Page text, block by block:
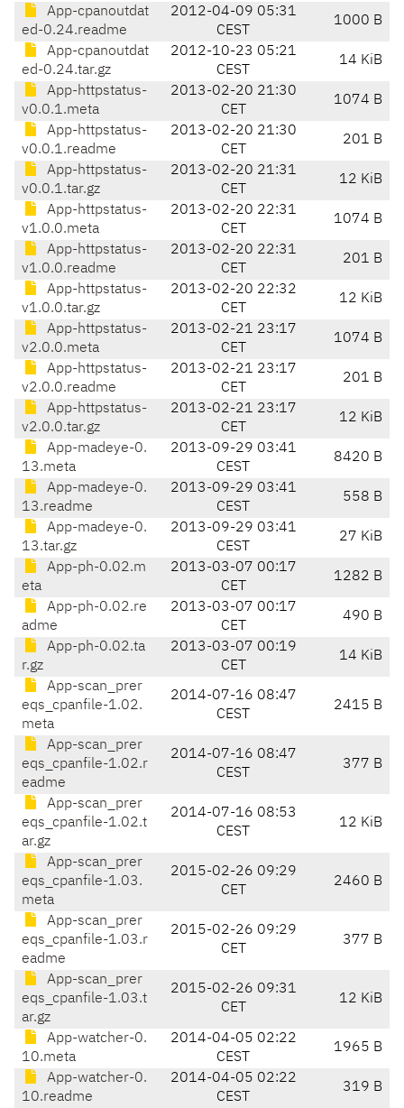
App-cpanoutdat
ed-0.24.readme
2012-04-09 05:31
CEST
1000 B
App-cpanoutdat
ed-0.24.tar.gz
2012-10-23 05:21
CEST
14 KiB
App-httpstatus-
v0.0.1.meta
2013-02-20 21:30
CET
1074 B
App-httpstatus-
v0.0.1.readme
2013-02-20 21:30
CET
201 B
App-httpstatus-
v0.0.1.tar.gz
2013-02-20 21:31
CET
12 KiB
App-httpstatus-
v1.0.0.meta
2013-02-20 22:31
CET
1074 B
App-httpstatus-
v1.0.0.readme
2013-02-20 22:31
CET
201 B
App-httpstatus-
v1.0.0.tar.gz
2013-02-20 22:32
CET
12 KiB
App-httpstatus-
v2.0.0.meta
2013-02-21 23:17
CET
1074 B
App-httpstatus-
v2.0.0.readme
2013-02-21 23:17
CET
201 B
App-httpstatus-
v2.0.0.tar.gz
2013-02-21 23:17
CET
12 KiB
App-madeye-0.
13.meta
2013-09-29 03:41
CEST
8420 B
App-madeye-0.
13.readme
2013-09-29 03:41
CEST
558 B
App-madeye-0.
13.tar.gz
2013-09-29 03:41
CEST
27 KiB
App-ph-0.02.m
eta
2013-03-07 00:17
CET
1282 B
App-ph-0.02.re
adme
2013-03-07 00:17
CET
490 B
App-ph-0.02.ta
r.gz
2013-03-07 00:19
CET
14 KiB
App-scan_prer
eqs_cpanfile-1.02.
meta
2014-07-16 08:47
CEST
2415 B
App-scan_prer
eqs_cpanfile-1.02.r
eadme
2014-07-16 08:47
CEST
377 B
App-scan_prer
eqs_cpanfile-1.02.t
ar.gz
2014-07-16 08:53
CEST
12 KiB
App-scan_prer
eqs_cpanfile-1.03.
meta
2015-02-26 09:29
CET
2460 B
App-scan_prer
eqs_cpanfile-1.03.r
eadme
2015-02-26 09:29
CET
377 B
App-scan_prer
eqs_cpanfile-1.03.t
ar.gz
2015-02-26 09:31
CET
12 KiB
App-watcher-0.
10.meta
2014-04-05 02:22
CEST
1965 B
App-watcher-0.
10.readme
2014-04-05 02:22
CEST
319 B